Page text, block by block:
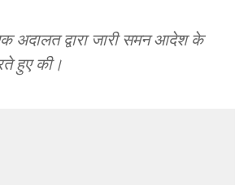
अदालत द्वारा जारी समन आदेश के
हुए की।